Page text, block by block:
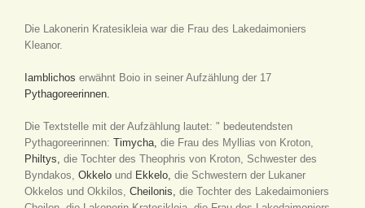
Die Lakonerin Kratesikleia war die Frau des Lakedaimoniers
Kleanor.
Iamblichos erwähnt Boio in seiner Aufzählung der 17
Pythagoreerinnen.
Die Textstelle mit der Aufzählung lautet: " bedeutendsten
Pythagoreerinnen: Timycha, die Frau des Myllias von Kroton,
Philtys, die Tochter des Theophris von Kroton, Schwester des
Byndakos, Okkelo und Ekkelo, die Schwestern der Lukaner
Okkelos und Okkilos, Cheilonis, die Tochter des Lakedaimoniers